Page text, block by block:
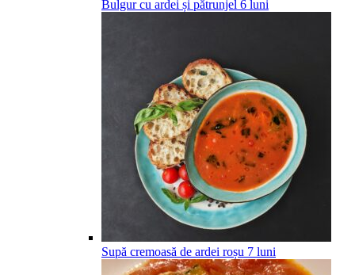
Bulgur cu ardei și pătrunjel 6 luni
Supă cremoasă de ardei roșu 7 luni